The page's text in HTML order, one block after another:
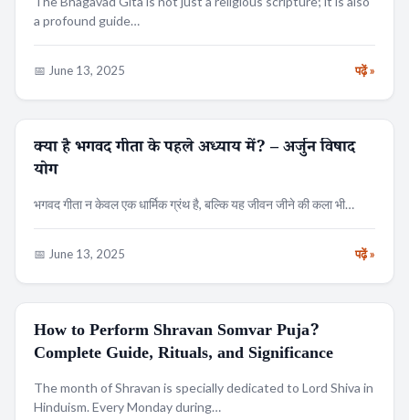
Search
a profound guide…
📅 June 13, 2025 पढ़ें »
धर्म
क्या है भगवद गीता के पहले अध्याय में? – अर्जुन विषाद
योग
भगवद गीता न केवल एक धार्मिक ग्रंथ है, बल्कि यह जीवन जीने की कला भी…
📅 June 13, 2025 पढ़ें »
RELIGION
How to Perform Shravan Somvar Puja?
Complete Guide, Rituals, and Significance
The month of Shravan is specially dedicated to Lord Shiva in
Hinduism. Every Monday during…